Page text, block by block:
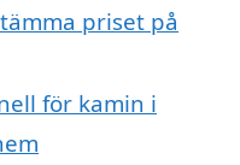
priset på
för kamin i